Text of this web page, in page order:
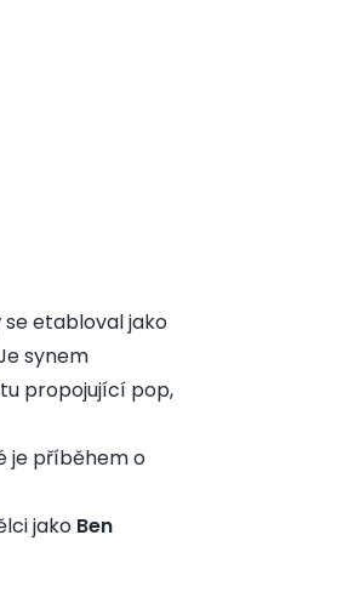
se etabloval jako
synem
propojující pop,
je příběhem o
jako Ben